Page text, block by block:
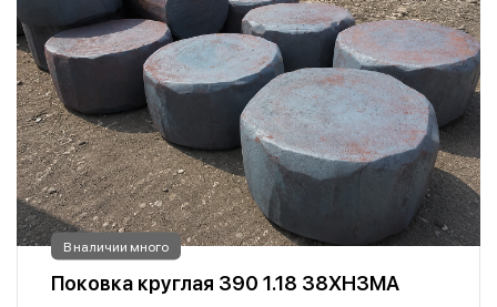
В наличии много
Поковка круглая 390 1.18 38ХН3МА